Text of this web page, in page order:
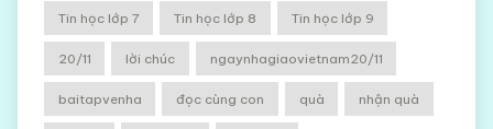
Tin học lớp 7 Tin học lớp 8 Tin học lớp 9
20/11 lời chúc ngaynhagiaovietnam20/11
baitapvenha đọc cùng con quà nhận quà